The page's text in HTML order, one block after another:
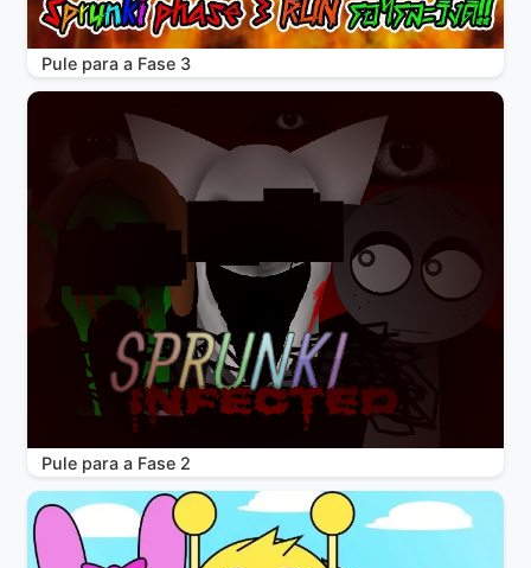
Pule para a Fase 3
Pule para a Fase 2